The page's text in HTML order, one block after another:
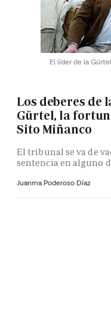
El líder de la
Los deberes de
Gürtel, la
Sito Miñanco
El tribunal se va de
sentencia en alguno
Juanma Poderoso Díaz